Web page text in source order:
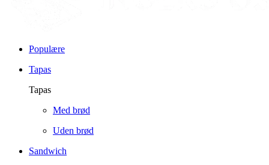
Populære
Tapas
Tapas
Med brød
Uden brød
Sandwich